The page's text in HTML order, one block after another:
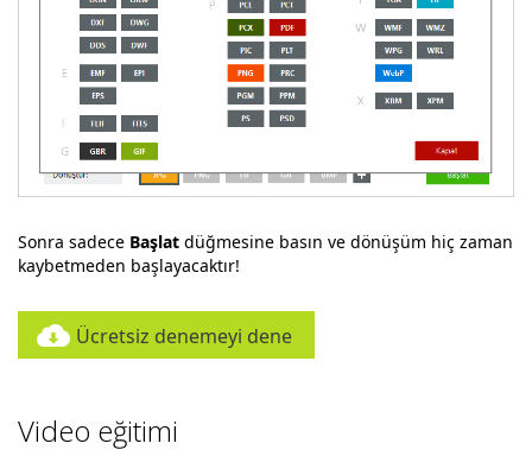
Sonra sadece Başlat düğmesine basın ve dönüşüm hiç zaman
kaybetmeden başlayacaktır!
Ücretsiz denemeyi dene
Video eğitimi